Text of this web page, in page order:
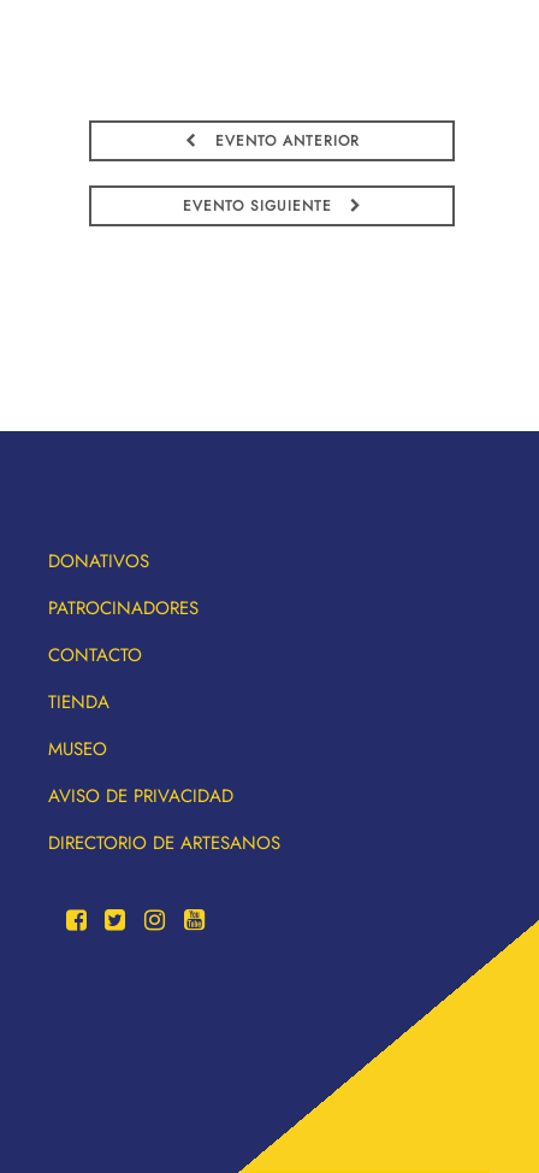
EVENTO ANTERIOR
EVENTO SIGUIENTE
DONATIVOS
PATROCINADORES
CONTACTO
TIENDA
MUSEO
AVISO DE PRIVACIDAD
DIRECTORIO DE ARTESANOS